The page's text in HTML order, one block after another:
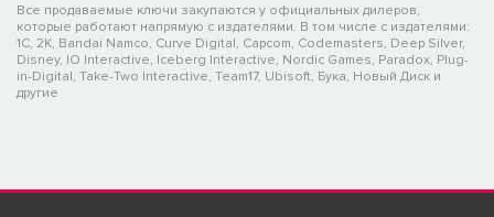
Все продаваемые ключи закупаются у официальных дилеров,
которые работают напрямую с издателями. В том числе с издателями:
1C, 2K, Bandai Namco, Curve Digital, Capcom, Codemasters, Deep Silver,
Disney, IO Interactive, Iceberg Interactive, Nordic Games, Paradox, Plug-
in-Digital, Take-Two Interactive, Team17, Ubisoft, Бука, Новый Диск и
другие